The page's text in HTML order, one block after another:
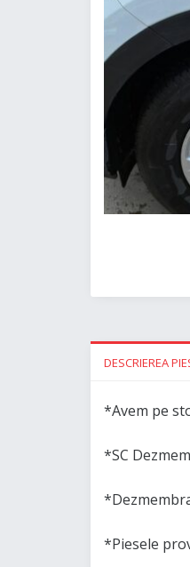
DESCRIEREA
*Avem pe
*SC
*Piesele